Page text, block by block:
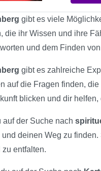
gibt es viele
die ihr Wissen und ihre
und dem Finden
gibt es zahlreiche
auf die Fragen finden,
blicken und dir helfen,
auf der Suche nach
und deinen Weg zu
zu entfalten.